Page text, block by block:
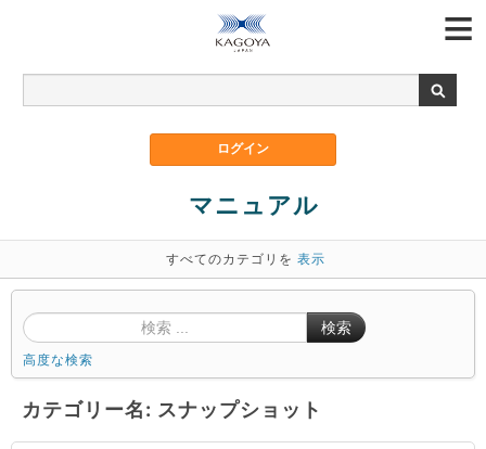
マニュアル
すべてのカテゴリを 表示
検索
高度な検索
カテゴリー名: スナップショット